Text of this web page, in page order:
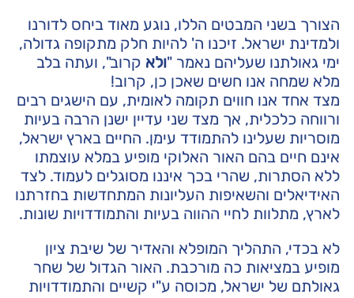
הצורך בשני המבטים הללו, נוגע מאוד ביחס לדורנו
ולמדינת ישראל. זיכנו ה' להיות חלק מתקופה גדולה,
ימי גאולתנו שעליהם נאמר "ולא קרוב", ועתה בלב
מלא שמחה אנו חשים שאכן כן, קרוב!
מצד אחד אנו חווים תקומה לאומית, עם הישגים רבים
ורווחה כלכלית, אך מצד שני עדיין ישנן הרבה בעיות
מוסריות שעלינו להתמודד עימן. החיים בארץ ישראל,
אינם חיים בהם האור האלוקי מופיע במלא עוצמתו
ללא הסתרות, שהרי בכך איננו מסוגלים לעמוד. לצד
האידיאלים והשאיפות העליונות המתחדשות בחזרתנו
לארץ, מתלוות לחיי ההווה בעיות והתמודדויות שונות.
לא בכדי, התהליך המופלא והאדיר של שיבת ציון
מופיע במציאות כה מורכבת. האור הגדול של שחר
גאולתם של ישראל, מכוסה ע"י קשיים והתמודדויות